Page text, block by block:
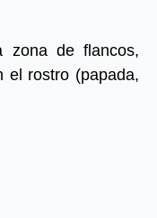
zona de flancos,
el rostro (papada,